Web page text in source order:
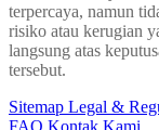
terpercaya, namun
risiko atau kerugian
langsung atas
tersebut.
Sitemap Legal &